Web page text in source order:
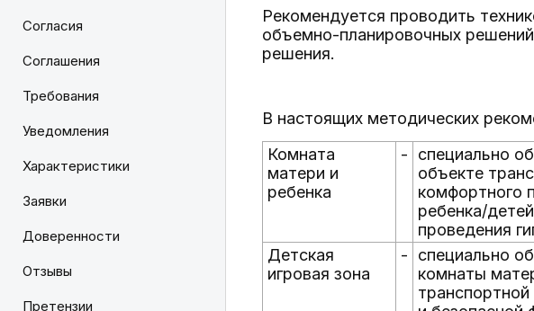
Согласия
Соглашения
Требования
Уведомления
Характеристики
Заявки
Доверенности
Отзывы
Претензии
Рекомендуется проводить
объемно-планировочных
решения.
В настоящих методических
Комната
матери и
ребенка
-
специально
объекте
комфортного
ребенка/
проведения
Детская
игровая зона
-
специально
комнаты